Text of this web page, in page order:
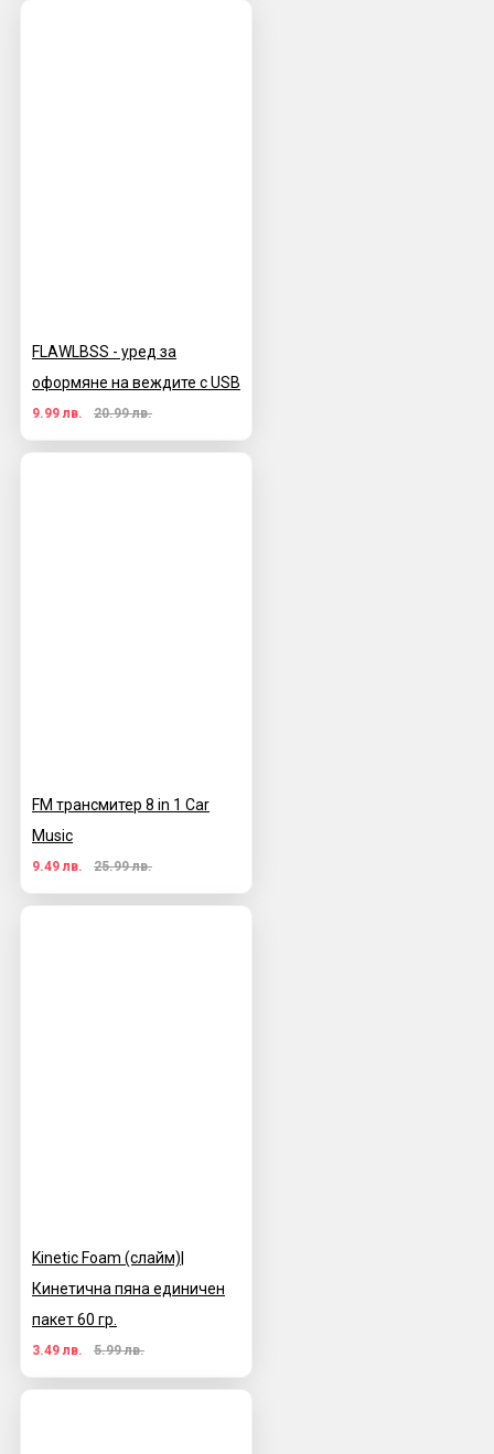
FLAWLBSS - уред за
оформяне на веждите с USB
9.99 лв. 20.99 лв.
FM трансмитер 8 in 1 Car
Music
9.49 лв. 25.99 лв.
Kinetic Foam (слайм)|
Кинетична пяна единичен
пакет 60 гр.
3.49 лв. 5.99 лв.